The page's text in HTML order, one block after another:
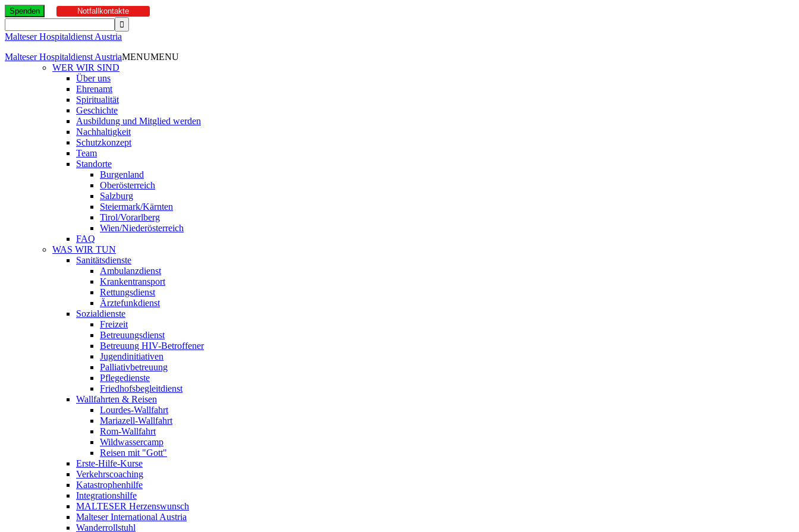
Spenden Notfallkontakte
Malteser Hospitaldienst Austria
Malteser Hospitaldienst AustriaMENUMENU
WER WIR SIND
Über uns
Ehrenamt
Spiritualität
Geschichte
Ausbildung und Mitglied werden
Nachhaltigkeit
Schutzkonzept
Team
Standorte
Burgenland
Oberösterreich
Salzburg
Steiermark/Kärnten
Tirol/Vorarlberg
Wien/Niederösterreich
FAQ
WAS WIR TUN
Sanitätsdienste
Ambulanzdienst
Krankentransport
Rettungsdienst
Ärztefunkdienst
Sozialdienste
Freizeit
Betreuungsdienst
Betreuung HIV-Betroffener
Jugendinitiativen
Palliativbetreuung
Pflegedienste
Friedhofsbegleitdienst
Wallfahrten & Reisen
Lourdes-Wallfahrt
Mariazell-Wallfahrt
Rom-Wallfahrt
Wildwassercamp
Reisen mit "Gott"
Erste-Hilfe-Kurse
Verkehrscoaching
Katastrophenhilfe
Integrationshilfe
MALTESER Herzenswunsch
Malteser International Austria
Wanderrollstuhl